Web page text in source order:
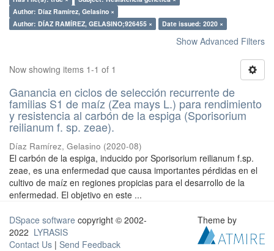
Author: Díaz Ramírez, Gelasino ×
Author: DÍAZ RAMÍREZ, GELASINO;926455 ×
Date issued: 2020 ×
Show Advanced Filters
Now showing items 1-1 of 1
Ganancia en ciclos de selección recurrente de
familias S1 de maíz (Zea mays L.) para rendimiento
y resistencia al carbón de la espiga (Sporisorium
reilianum f. sp. zeae).
Díaz Ramírez, Gelasino (2020-08)
El carbón de la espiga, inducido por Sporisorium reilianum f.sp.
zeae, es una enfermedad que causa importantes pérdidas en el
cultivo de maíz en regiones propicias para el desarrollo de la
enfermedad. El objetivo en este ...
DSpace software copyright © 2002-
2022 LYRASIS
Contact Us | Send Feedback
Theme by